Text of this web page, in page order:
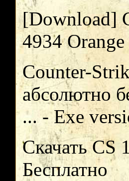
[Download]
4934
Counter-
абсолютно
... - Exe
Скачать CS
Бесплатно